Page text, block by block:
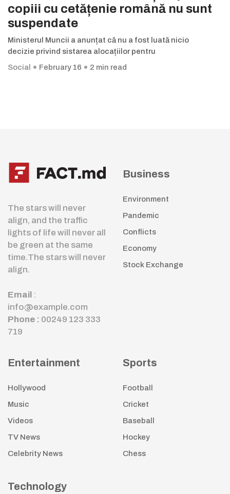
copiii cu cetățenie română nu sunt
suspendate
Ministerul Muncii a anunțat că nu a fost luată nicio
decizie privind sistarea alocațiilor pentru
Social
February 16 2 min read
The stars will never
align, and the traffic
lights of life will never all
be green at the same
time.The stars will never
align.
Email :
info@example.com
Phone : 00249 123 333
719
Business
Environment
Pandemic
Conflicts
Economy
Stock Exchange
Entertainment
Hollywood
Music
Videos
TV News
Celebrity News
Sports
Football
Cricket
Baseball
Hockey
Chess
Technology